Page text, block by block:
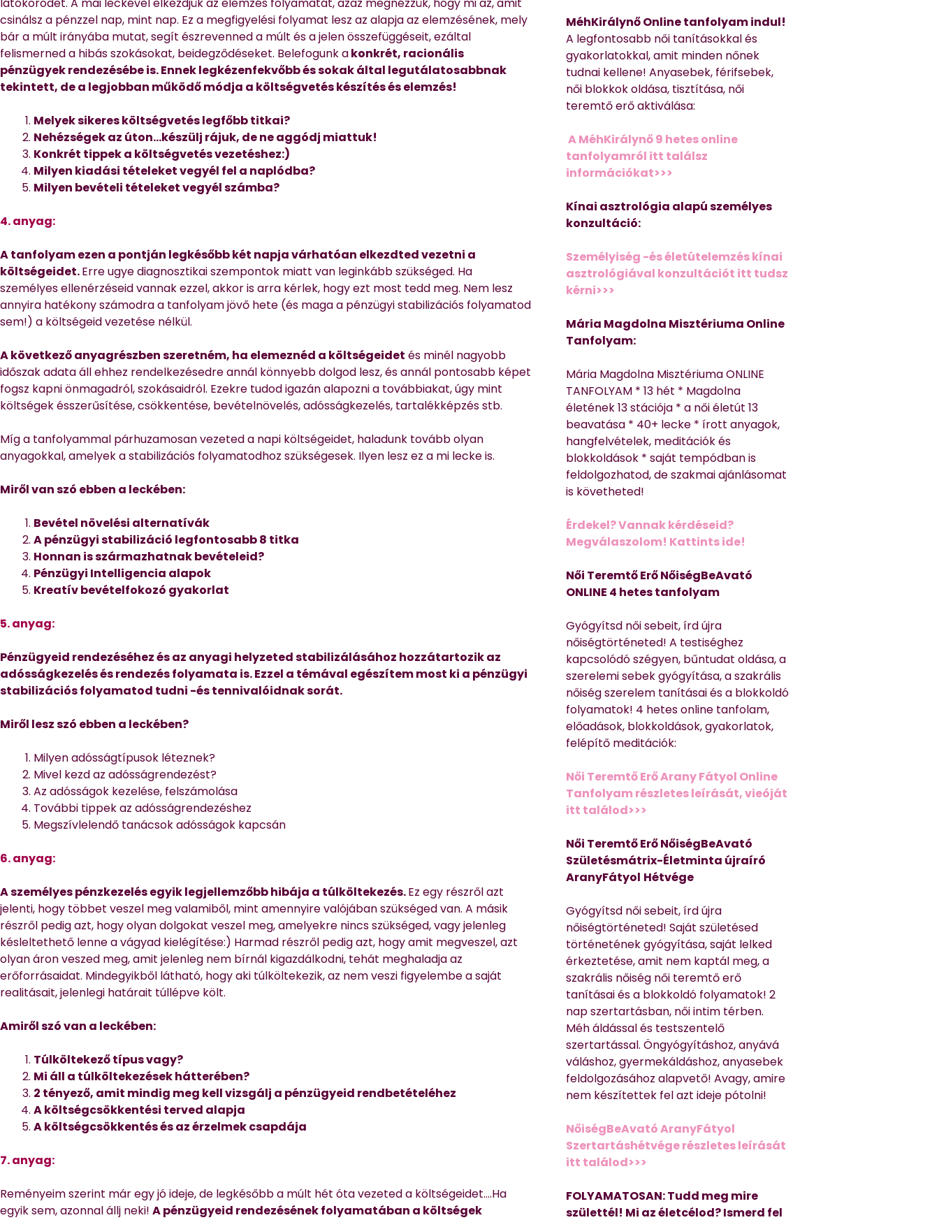
csinálsz a pénzzel nap, mint nap. Ez a megfigyelési folyamat lesz az alapja az elemzésének, mely
bár a múlt irányába mutat, segít észrevenned a múlt és a jelen összefüggéseit, ezáltal
felismerned a hibás szokásokat, beidegződéseket. Belefogunk akonkrét, racionális
pénzügyek rendezésébe is. Ennek legkézenfekvőbb és sokak által legutálatosabbnak
tekintett, de a legjobban működő módja a költségvetés készítés és elemzés!
Melyek sikeres költségvetés legfőbb titkai?
Nehézségek az úton…készülj rájuk, de ne aggódj miattuk!
Konkrét tippek a költségvetés vezetéshez:)
Milyen kiadási tételeket vegyél fel a naplódba?
Milyen bevételi tételeket vegyél számba?
4. anyag:
A tanfolyam ezen a pontján legkésőbb két napja várhatóan elkezdted vezetni a
költségeidet.Erre ugye diagnosztikai szempontok miatt van leginkább szükséged. Ha
személyes ellenérzéseid vannak ezzel, akkor is arra kérlek, hogy ezt most tedd meg. Nem lesz
annyira hatékony számodra a tanfolyam jövő hete (és maga a pénzügyi stabilizációs folyamatod
sem!) a költségeid vezetése nélkül.
A következő anyagrészben szeretném, ha elemeznéd a költségeidet és minél nagyobb
időszak adata áll ehhez rendelkezésedre annál könnyebb dolgod lesz, és annál pontosabb képet
fogsz kapni önmagadról, szokásaidról. Ezekre tudod igazán alapozni a továbbiakat, úgy mint
költségek ésszerűsítése, csökkentése, bevételnövelés, adósságkezelés, tartalékképzés stb.
Míg a tanfolyammal párhuzamosan vezeted a napi költségeidet, haladunk tovább olyan
anyagokkal, amelyek a stabilizációs folyamatodhoz szükségesek. Ilyen lesz ez a mi lecke is.
Miről van szó ebben a leckében:
Bevétel növelési alternatívák
A pénzügyi stabilizáció legfontosabb 8 titka
Honnan is származhatnak bevételeid?
Pénzügyi Intelligencia alapok
Kreatív bevételfokozó gyakorlat
5. anyag:
Pénzügyeid rendezéséhez és az anyagi helyzeted stabilizálásához hozzátartozik az
adósságkezelés és rendezés folyamata is. Ezzel a témával egészítem most ki a pénzügyi
stabilizációs folyamatod tudni -és tennivalóidnak sorát.
Miről lesz szó ebben a leckében?
Milyen adósságtípusok léteznek?
Mivel kezd az adósságrendezést?
Az adósságok kezelése, felszámolása
További tippek az adósságrendezéshez
Megszívlelendő tanácsok adósságok kapcsán
6. anyag:
A személyes pénzkezelés egyik legjellemzőbb hibája a túlköltekezés.Ez egy részről azt
jelenti, hogy többet veszel meg valamiből, mint amennyire valójában szükséged van. A másik
részről pedig azt, hogy olyan dolgokat veszel meg, amelyekre nincs szükséged, vagy jelenleg
késleltethető lenne a vágyad kielégítése:) Harmad részről pedig azt, hogy amit megveszel, azt
olyan áron veszed meg, amit jelenleg nem bírnál kigazdálkodni, tehát meghaladja az
erőforrásaidat. Mindegyikből látható, hogy aki túlköltekezik, az nem veszi figyelembe a saját
realitásait, jelenlegi határait túllépve költ.
Amiről szó van a leckében:
Túlköltekező típus vagy?
Mi áll a túlköltekezések hátterében?
2 tényező, amit mindig meg kell vizsgálj a pénzügyeid rendbetételéhez
A költségcsökkentési terved alapja
A költségcsökkentés és az érzelmek csapdája
7. anyag:
Reményeim szerint már egy jó ideje, de legkésőbb a múlt hét óta vezeted a költségeidet….Ha
egyik sem, azonnal állj neki! A pénzügyeid rendezésének folyamatában a költségek
MéhKirálynő Online tanfolyam indul!
A legfontosabb női tanításokkal és
gyakorlatokkal, amit minden nőnek
tudnai kellene! Anyasebek, férifsebek,
női blokkok oldása, tisztítása, női
teremtő erő aktiválása:
A MéhKirálynő 9 hetes online
tanfolyamról itt találsz
információkat>>>
Kínai asztrológia alapú személyes
konzultáció:
Személyiség -és életútelemzés kínai
asztrológiával konzultációt itt tudsz
kérni>>>
Mária Magdolna Misztériuma Online
Tanfolyam:
Mária Magdolna Misztériuma ONLINE
TANFOLYAM * 13 hét * Magdolna
életének 13 stációja * a női életút 13
beavatása * 40+ lecke * írott anyagok,
hangfelvételek, meditációk és
blokkoldások * saját tempódban is
feldolgozhatod, de szakmai ajánlásomat
is követheted!
Érdekel? Vannak kérdéseid?
Megválaszolom! Kattints ide!
Női Teremtő Erő NőiségBeAvató
ONLINE 4 hetes tanfolyam
Gyógyítsd női sebeit, írd újra
nőiségtörténeted! A testiséghez
kapcsolódó szégyen, bűntudat oldása, a
szerelemi sebek gyógyítása, a szakrális
nőiség szerelem tanításai és a blokkoldó
folyamatok! 4 hetes online tanfolam,
előadások, blokkoldások, gyakorlatok,
felépítő meditációk:
Női Teremtő Erő Arany Fátyol Online
Tanfolyam részletes leírását, vieóját
itt találod>>>
Női Teremtő Erő NőiségBeAvató
Születésmátrix-Életminta újraíró
AranyFátyol Hétvége
Gyógyítsd női sebeit, írd újra
nőiségtörténeted! Saját születésed
történetének gyógyítása, saját lelked
érkeztetése, amit nem kaptál meg, a
szakrális nőiség női teremtő erő
tanításai és a blokkoldó folyamatok! 2
nap szertartásban, női intim térben.
Méh áldással és testszentelő
szertartással. Öngyógyításhoz, anyává
váláshoz, gyermekáldáshoz, anyasebek
feldolgozásához alapvető! Avagy, amire
nem készítettek fel azt ideje pótolni!
NőiségBeAvató AranyFátyol
Szertartáshétvége részletes leírását
itt találod>>>
FOLYAMATOSAN: Tudd meg mire
születtél! Mi az életcélod? Ismerd fel